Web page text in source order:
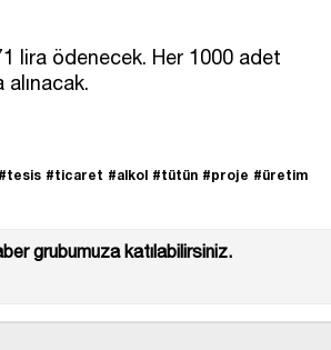
lira ödenecek. Her 1000 adet
#tesis #ticaret #alkol #tütün #proje #üretim
grubumuza katılabilirsiniz.